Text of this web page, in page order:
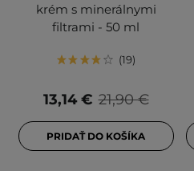
krém s minerálnymi
filtrami - 50 ml
19
21,90 €
13,14 €
PRIDAŤ DO KOŠÍKA